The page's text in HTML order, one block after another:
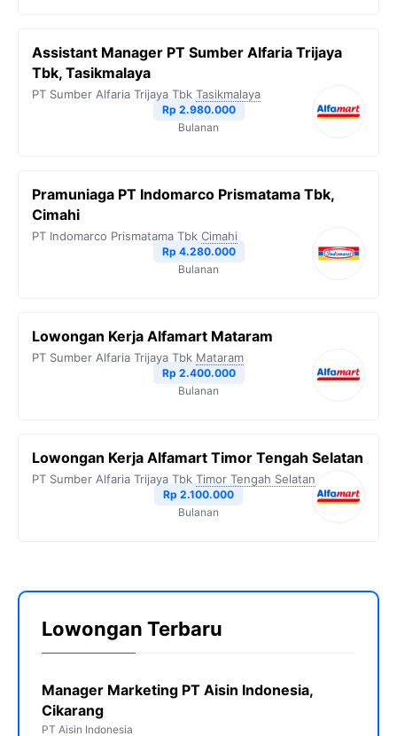
Assistant Manager PT Sumber Alfaria Trijaya
Tbk, Tasikmalaya
PT Sumber Alfaria Trijaya Tbk Tasikmalaya
Rp 2.980.000
Bulanan
Pramuniaga PT Indomarco Prismatama Tbk,
Cimahi
PT Indomarco Prismatama Tbk Cimahi
Rp 4.280.000
Bulanan
Lowongan Kerja Alfamart Mataram
PT Sumber Alfaria Trijaya Tbk Mataram
Rp 2.400.000
Bulanan
Lowongan Kerja Alfamart Timor Tengah Selatan
PT Sumber Alfaria Trijaya Tbk Timor Tengah Selatan
Rp 2.100.000
Bulanan
Lowongan Terbaru
Manager Marketing PT Aisin Indonesia,
Cikarang
PT Aisin Indonesia